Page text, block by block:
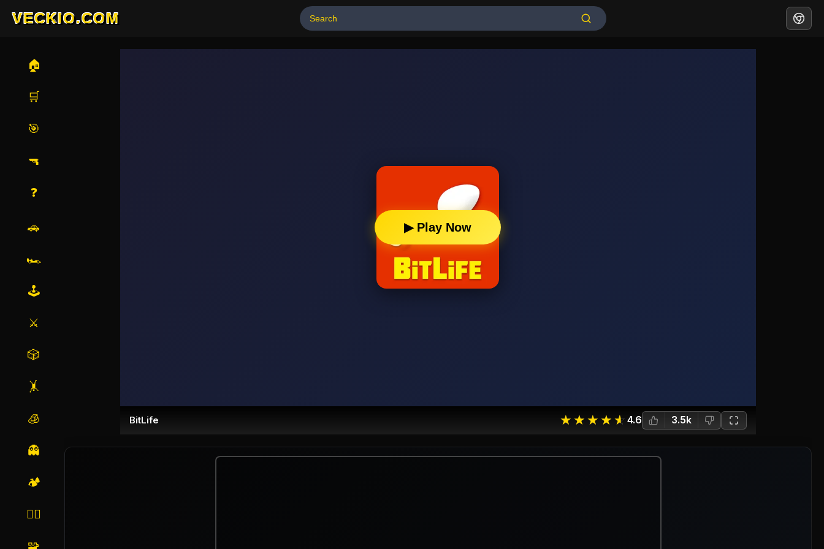
VECKIO.COM
🏠
🛒
🎯
🔫
❓
🚗
🏎️
🕹️
⚔️
🎲
🤸
🧊
👻
🏕️
🏃‍♂️
🧩
▶ Play Now
BitLife ☆
★ ☆
★ ☆
★ ☆
★ ☆
★ 4.6 3.5k